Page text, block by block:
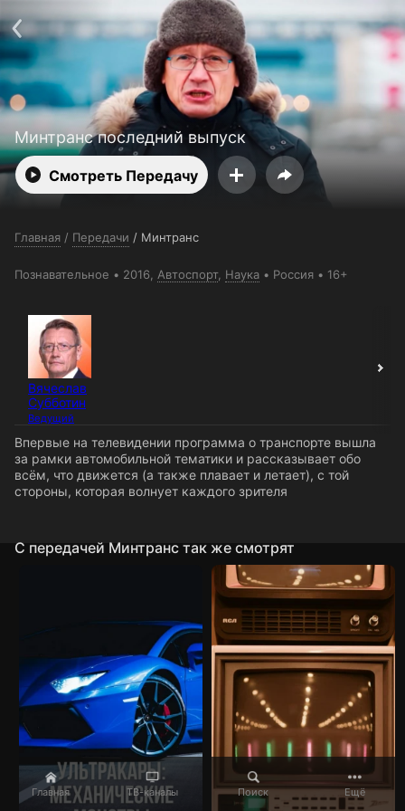
Главная ТВ-каналы Поиск Ещё
Минтранс последний выпуск
Смотреть Передачу
Главная / Передачи / Минтранс
Познавательное 2016, Автоспорт, Наука Россия 16+
Вячеслав
Субботин
Ведущий
Впервые на телевидении программа о транспорте вышла
за рамки автомобильной тематики и рассказывает обо
всём, что движется (а также плавает и летает), с той
стороны, которая волнует каждого зрителя
C передачей Минтранс так же смотрят
support@24h.tv
О сервисе
Пользовательское соглашение
Политика конфиденциальности
Для партнёров
Открыть приложение
Ввести промокод
Установить на ТВ
Бесплатные каналы Контакты